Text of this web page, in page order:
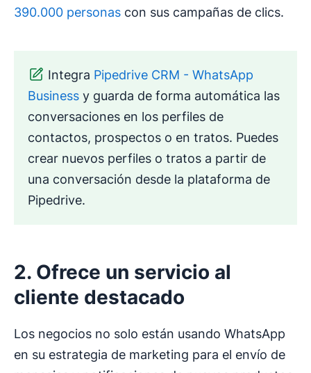
390.000 personas con sus campañas de clics.
Integra Pipedrive CRM - WhatsApp
Business y guarda de forma automática las
conversaciones en los perfiles de
contactos, prospectos o en tratos. Puedes
crear nuevos perfiles o tratos a partir de
una conversación desde la plataforma de
Pipedrive.
2. Ofrece un servicio al
cliente destacado
Los negocios no solo están usando WhatsApp
en su estrategia de marketing para el envío de